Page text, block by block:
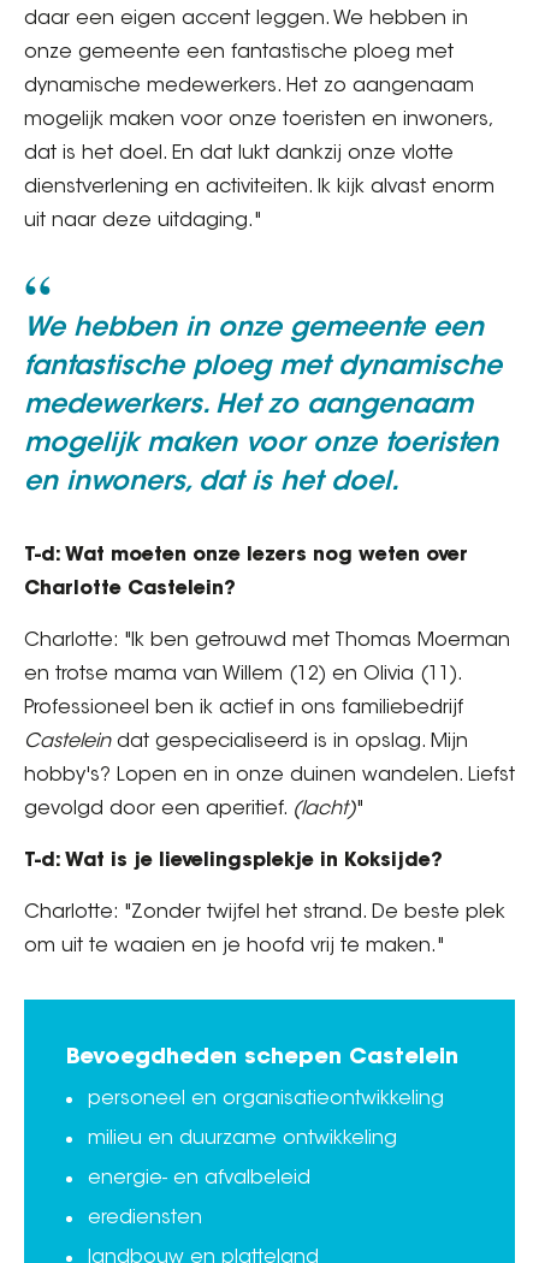
daar een eigen accent leggen. We hebben in
onze gemeente een fantastische ploeg met
dynamische medewerkers. Het zo aangenaam
mogelijk maken voor onze toeristen en inwoners,
dat is het doel. En dat lukt dankzij onze vlotte
dienstverlening en activiteiten. Ik kijk alvast enorm
uit naar deze uitdaging."
We hebben in onze gemeente een
fantastische ploeg met dynamische
medewerkers. Het zo aangenaam
mogelijk maken voor onze toeristen
en inwoners, dat is het doel.
T-d: Wat moeten onze lezers nog weten over
Charlotte Castelein?
Charlotte: "Ik ben getrouwd met Thomas Moerman
en trotse mama van Willem (12) en Olivia (11).
Professioneel ben ik actief in ons familiebedrijf
Casteleindat gespecialiseerd is in opslag. Mijn
hobby's? Lopen en in onze duinen wandelen. Liefst
gevolgd door een aperitief. (lacht)"
T-d: Wat is je lievelingsplekje in Koksijde?
Charlotte: "Zonder twijfel het strand. De beste plek
om uit te waaien en je hoofd vrij te maken."
Bevoegdheden schepen Castelein
personeel en organisatieontwikkeling
milieu en duurzame ontwikkeling
energie- en afvalbeleid
erediensten
landbouw en platteland